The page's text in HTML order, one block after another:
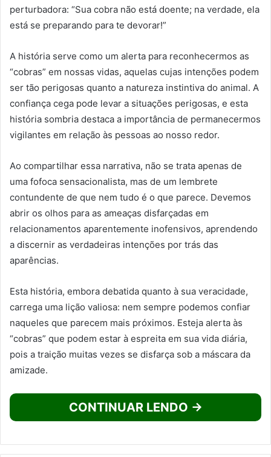
perturbadora: “Sua cobra não está doente; na verdade, ela
está se preparando para te devorar!”
A história serve como um alerta para reconhecermos as
“cobras” em nossas vidas, aquelas cujas intenções podem
ser tão perigosas quanto a natureza instintiva do animal. A
confiança cega pode levar a situações perigosas, e esta
história sombria destaca a importância de permanecermos
vigilantes em relação às pessoas ao nosso redor.
Ao compartilhar essa narrativa, não se trata apenas de
uma fofoca sensacionalista, mas de um lembrete
contundente de que nem tudo é o que parece. Devemos
abrir os olhos para as ameaças disfarçadas em
relacionamentos aparentemente inofensivos, aprendendo
a discernir as verdadeiras intenções por trás das
aparências.
Esta história, embora debatida quanto à sua veracidade,
carrega uma lição valiosa: nem sempre podemos confiar
naqueles que parecem mais próximos. Esteja alerta às
“cobras” que podem estar à espreita em sua vida diária,
pois a traição muitas vezes se disfarça sob a máscara da
amizade.
CONTINUAR LENDO →